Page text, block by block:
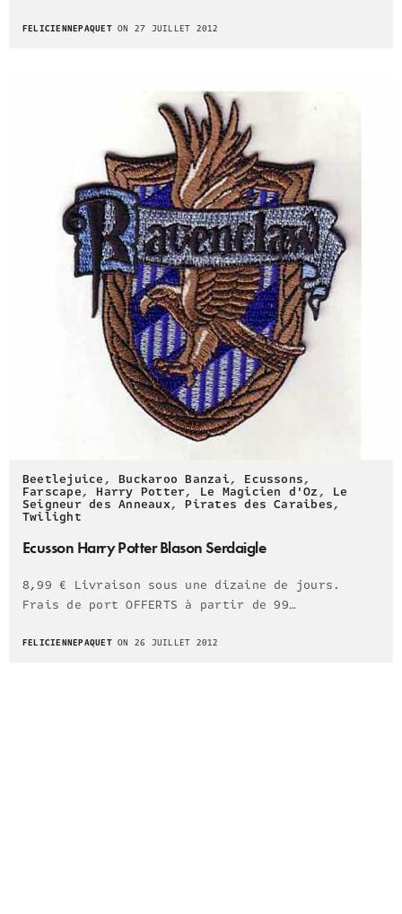
FELICIENNEPAQUETON 27 JUILLET 2012
Beetlejuice,Buckaroo Banzai, Ecussons,
Farscape,Harry Potter, Le Magicien d'Oz, Le
Seigneur des Anneaux,Pirates des Caraibes,
Twilight
Ecusson Harry Potter Blason Serdaigle
8,99 € Livraison sous une dizaine de jours.
Frais de port OFFERTS à partir de 99…
FELICIENNEPAQUETON 26 JUILLET 2012